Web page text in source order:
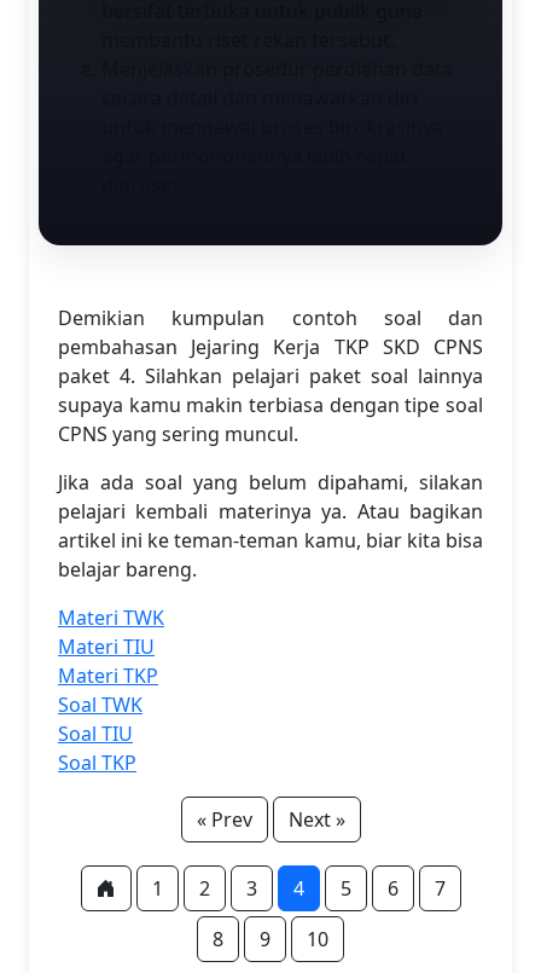
Demikian kumpulan contoh soal dan
pembahasan Jejaring Kerja TKP SKD CPNS
paket 4. Silahkan pelajari paket soal lainnya
supaya kamu makin terbiasa dengan tipe soal
CPNS yang sering muncul.
Jika ada soal yang belum dipahami, silakan
pelajari kembali materinya ya. Atau bagikan
artikel ini ke teman-teman kamu, biar kita bisa
belajar bareng.
Materi TWK
Materi TIU
Materi TKP
Soal TWK
Soal TIU
Soal TKP
« Prev Next »
1 2 3 4 5 6
7
8
9 10